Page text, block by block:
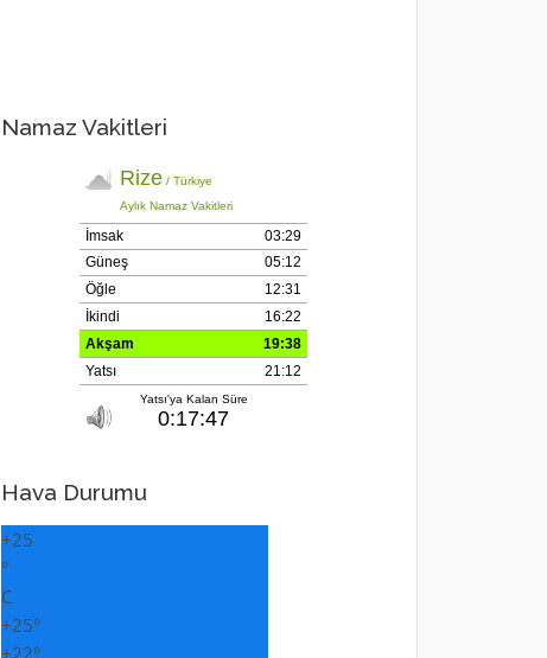
Namaz Vakitleri
Hava Durumu
+25
°
C
+25°
+22°